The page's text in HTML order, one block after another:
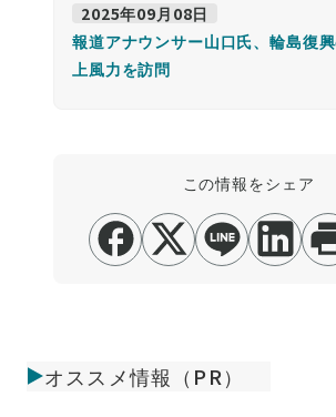
2025年09月08日
報道アナウンサー山口氏、輪島復
上風力を訪問
この情報をシェア
オススメ情報（PR）